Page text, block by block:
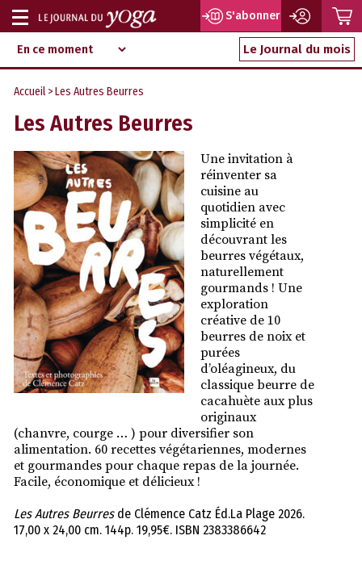
Aller
au
contenu
d‘information
indépendant
Afficher
ou
masquer
navigation
S'abonner
Le Journal du mois
Accueil > Les Autres Beurres
Les Autres Beurres
Une invitation à
réinventer sa
cuisine au
quotidien avec
simplicité en
découvrant les
beurres végétaux,
naturellement
gourmands ! Une
exploration
créative de 10
beurres de noix et
purées
d’oléagineux, du
classique beurre de
cacahuète aux plus
originaux
(chanvre, courge … ) pour diversifier son
alimentation. 60 recettes végétariennes, modernes
et gourmandes pour chaque repas de la journée.
Facile, économique et délicieux !
Les Autres Beurresde Clémence Catz Éd.La Plage 2026.
17,00 x 24,00 cm. 144p. 19,95€. ISBN 2383386642